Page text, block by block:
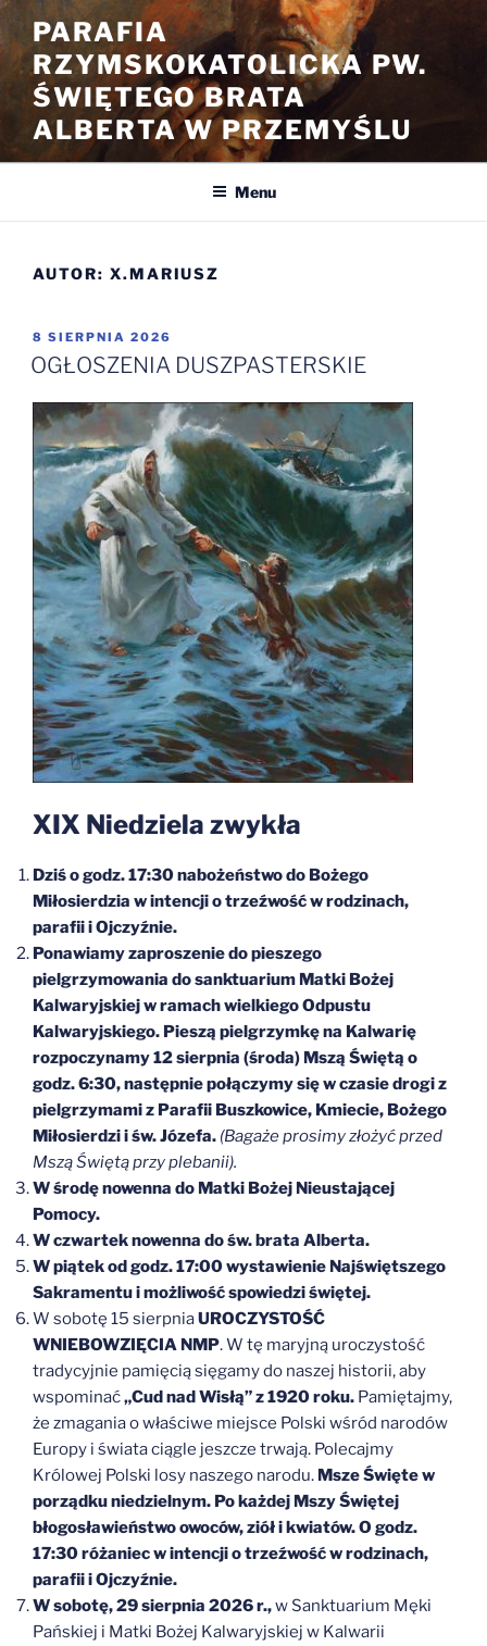
Przejdź
do
treści
PARAFIA
RZYMSKOKATOLICKA PW.
ŚWIĘTEGO BRATA
ALBERTA W PRZEMYŚLU
Menu
AUTOR: X.MARIUSZ
OPUBLIKOWANE
W
8 SIERPNIA 2026
OGŁOSZENIA DUSZPASTERSKIE
XIX Niedziela zwykła
Dziś o godz. 17:30 nabożeństwo do Bożego
Miłosierdzia w intencji o trzeźwość w rodzinach,
parafii i Ojczyźnie.
Ponawiamy zaproszenie do pieszego
pielgrzymowania do sanktuarium Matki Bożej
Kalwaryjskiej w ramach wielkiego Odpustu
Kalwaryjskiego. Pieszą pielgrzymkę na Kalwarię
rozpoczynamy 12 sierpnia (środa) Mszą Świętą o
godz. 6:30, następnie połączymy się w czasie drogi z
pielgrzymami z Parafii Buszkowice, Kmiecie, Bożego
Miłosierdzi i św. Józefa. (Bagaże prosimy złożyć przed
Mszą Świętą przy plebanii).
W środę nowenna do Matki Bożej Nieustającej
Pomocy.
W czwartek nowenna do św. brata Alberta.
W piątek od godz. 17:00 wystawienie Najświętszego
Sakramentu i możliwość spowiedzi świętej.
W sobotę 15 sierpniaUROCZYSTOŚĆ
WNIEBOWZIĘCIA NMP. W tę maryjną uroczystość
tradycyjnie pamięcią sięgamy do naszej historii, aby
wspominać„Cud nad Wisłą” z 1920 roku. Pamiętajmy,
że zmagania o właściwe miejsce Polski wśród narodów
Europy i świata ciągle jeszcze trwają. Polecajmy
Królowej Polski losy naszego narodu. Msze Święte w
porządku niedzielnym. Po każdej Mszy Świętej
błogosławieństwo owoców, ziół i kwiatów. O godz.
17:30 różaniec w intencji o trzeźwość w rodzinach,
parafii i Ojczyźnie.
W sobotę, 29 sierpnia 2026 r.,w Sanktuarium Męki
Pańskiej i Matki Bożej Kalwaryjskiej w Kalwarii